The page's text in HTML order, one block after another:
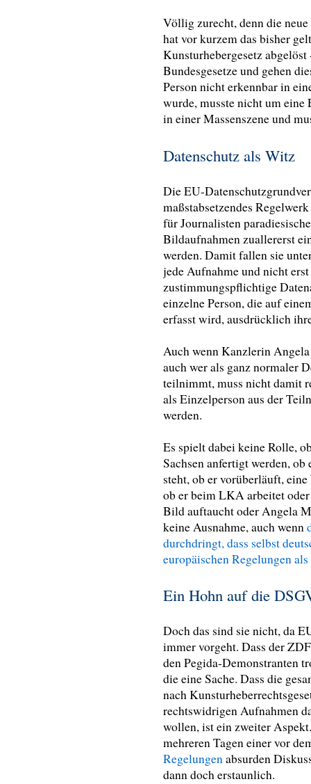
Völlig zurecht, denn die
hat vor kurzem das bisher
Kunsturhebergesetz
Bundesgesetze und gehen
Person nicht erkennbar in
wurde, musste nicht um
in einer Massenszene und
Datenschutz als Witz
Die EU-
maßstabsetzendes
für Journalisten
Bildaufnahmen zuallererst
werden. Damit fallen sie
jede Aufnahme und nicht
zustimmungspflichtige
einzelne Person, die auf
erfasst wird, ausdrücklich
Auch wenn Kanzlerin
auch wer als ganz normaler
teilnimmt, muss nicht damit
als Einzelperson aus der
werden.
Es spielt dabei keine Rolle,
Sachsen anfertigt werden,
steht, ob er vorüberläuft,
ob er beim LKA arbeitet
Bild auftaucht oder Angela
keine Ausnahme, auch wenn
durchdringt, dass selbst
europäischen Regelungen
Ein Hohn auf die
Doch das sind sie nicht, da
immer vorgeht. Dass der
den Pegida-Demonstranten
die eine Sache. Dass die
nach
rechtswidrigen Aufnahmen
wollen, ist ein zweiter
mehreren Tagen einer vor
Regelungenabsurden
dann doch erstaunlich.